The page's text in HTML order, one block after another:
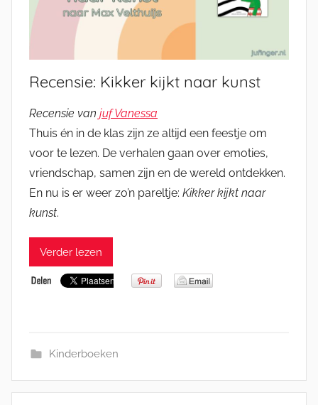
Recensie: Kikker kijkt naar kunst
Recensie van juf Vanessa
Thuis én in de klas zijn ze altijd een feestje om
voor te lezen. De verhalen gaan over emoties,
vriendschap, samen zijn en de wereld ontdekken.
En nu is er weer zo’n pareltje: Kikker kijkt naar
kunst.
Verder lezen
Kinderboeken